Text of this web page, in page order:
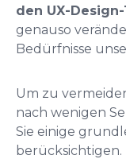
den UX-
genauso
Bedürfnisse
Um zu
nach wenigen
Sie einige
berücksichtigen.